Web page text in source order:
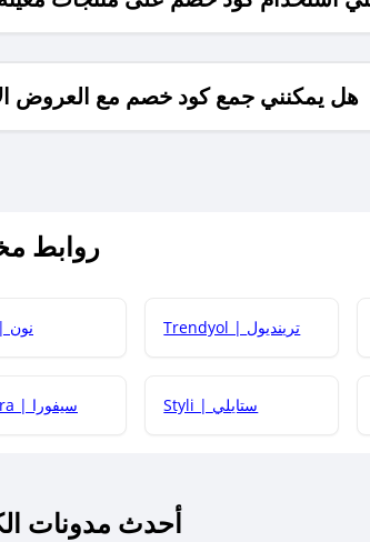
هل يمكنني جمع كود خصم مع العروض
روابط
Noon | نون Trendyol | ترينديول
Sephora | سيفورا Styli | ستايلي
أحدث مدونات